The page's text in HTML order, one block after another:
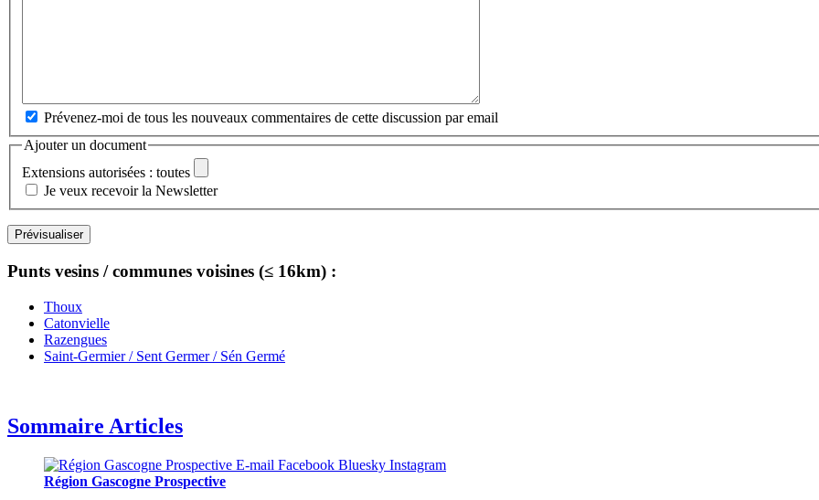
Prévenez-moi de tous les nouveaux commentaires de cette discussion par email
Ajouter un document
Extensions autorisées : toutes
Je veux recevoir la Newsletter
Punts vesins / communes voisines (≤ 16km) :
Thoux
Catonvielle
Razengues
Saint-Germier / Sent Germer / Sén Germé
Sommaire Articles
Région Gascogne Prospective